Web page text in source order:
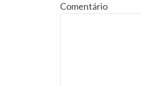
Comentário